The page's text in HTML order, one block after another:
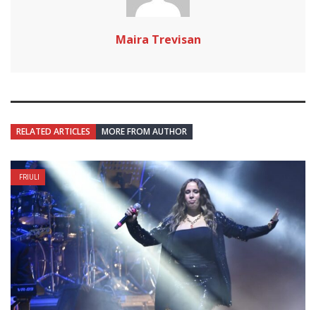
Maira Trevisan
RELATED ARTICLES MORE FROM AUTHOR
FRIULI